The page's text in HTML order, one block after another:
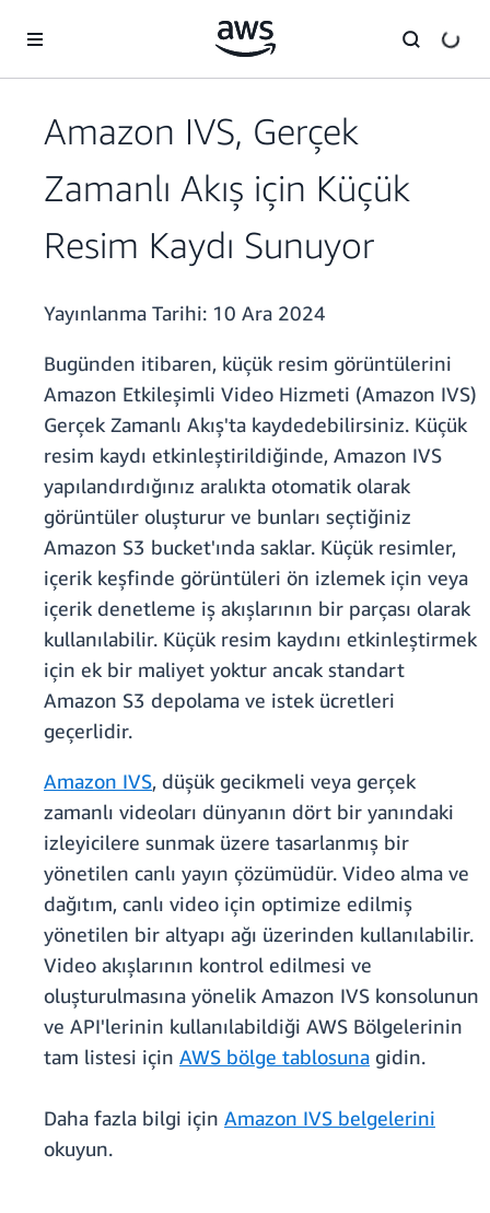
Amazon IVS, Gerçek
Zamanlı Akış için Küçük
Resim Kaydı Sunuyor
Yayınlanma Tarihi: 10 Ara 2024
Bugünden itibaren, küçük resim görüntülerini
Amazon Etkileşimli Video Hizmeti (Amazon IVS)
Gerçek Zamanlı Akış'ta kaydedebilirsiniz. Küçük
resim kaydı etkinleştirildiğinde, Amazon IVS
yapılandırdığınız aralıkta otomatik olarak
görüntüler oluşturur ve bunları seçtiğiniz
Amazon S3 bucket'ında saklar. Küçük resimler,
içerik keşfinde görüntüleri ön izlemek için veya
içerik denetleme iş akışlarının bir parçası olarak
kullanılabilir. Küçük resim kaydını etkinleştirmek
için ek bir maliyet yoktur ancak standart
Amazon S3 depolama ve istek ücretleri
geçerlidir.
Amazon IVS, düşük gecikmeli veya gerçek
zamanlı videoları dünyanın dört bir yanındaki
izleyicilere sunmak üzere tasarlanmış bir
yönetilen canlı yayın çözümüdür. Video alma ve
dağıtım, canlı video için optimize edilmiş
yönetilen bir altyapı ağı üzerinden kullanılabilir.
Video akışlarının kontrol edilmesi ve
oluşturulmasına yönelik Amazon IVS konsolunun
ve API'lerinin kullanılabildiği AWS Bölgelerinin
tam listesi için AWS bölge tablosuna gidin.
Daha fazla bilgi için Amazon IVS belgelerini
okuyun.